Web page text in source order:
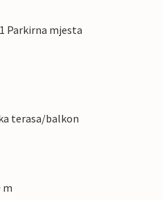
Parkirna mjesta
terasa/balkon
m